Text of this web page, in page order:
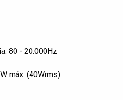
80 - 20.000Hz
máx. (40Wrms)